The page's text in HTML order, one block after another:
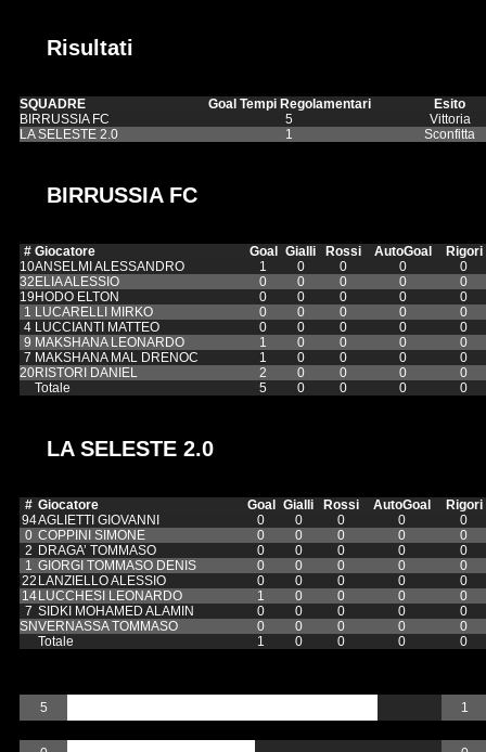
Risultati
SQUADRE Goal Tempi Regolamentari
Esito
BIRRUSSIA FC
5
Vittoria
LA SELESTE 2.0
1 Sconfitta
BIRRUSSIA FC
# Giocatore Goal Gialli Rossi AutoGoal
Rigori
10ANSELMI ALESSANDRO 1 0 0 0
0
32ELIA ALESSIO 0 0 0 0
0
19HODO ELTON 0 0 0 0
0
1 LUCARELLI MIRKO 0 0 0 0
0
4 LUCCIANTI MATTEO 0 0 0 0
0
9 MAKSHANA LEONARDO 1 0 0 0
0
7 MAKSHANA MAL DRENOC 1 0 0 0
0
20RISTORI DANIEL 2 0 0 0
0
Totale
5 0 0 0 0
LA SELESTE 2.0
# Giocatore Goal Gialli Rossi AutoGoal
Rigori
94AGLIETTI GIOVANNI 0 0 0 0
0
0 COPPINI SIMONE 0 0 0 0
0
2 DRAGA’ TOMMASO 0 0 0 0
0
1 GIORGI TOMMASO DENIS 0 0 0 0
0
22 LANZIELLO ALESSIO 0 0 0 0
0
14LUCCHESI LEONARDO 1 0 0 0
0
7 SIDKI MOHAMED ALAMIN 0 0 0 0
0
SNVERNASSA TOMMASO 0 0 0 0
0
Totale
1 0 0 0 0
5 1